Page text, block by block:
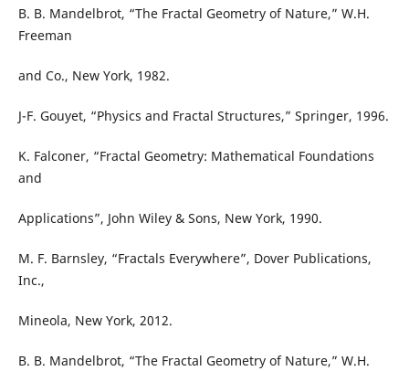
B. B. Mandelbrot, “The Fractal Geometry of Nature,” W.H.
Freeman
and Co., New York, 1982.
J-F. Gouyet, “Physics and Fractal Structures,” Springer, 1996.
K. Falconer, “Fractal Geometry: Mathematical Foundations
and
Applications”, John Wiley & Sons, New York, 1990.
M. F. Barnsley, “Fractals Everywhere”, Dover Publications,
Inc.,
Mineola, New York, 2012.
B. B. Mandelbrot, “The Fractal Geometry of Nature,” W.H.